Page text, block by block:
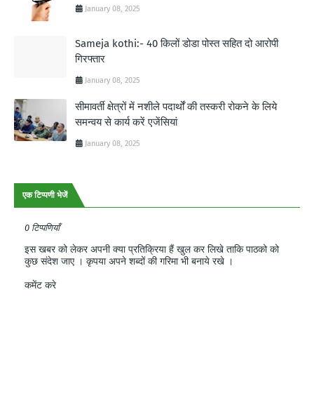
January 08, 2025
Sameja kothi:- 40 किलों डोडा पोस्त सहित दो आरोपी
गिरफ्तार
January 08, 2025
सीमावर्ती क्षेत्रों में नशीले पदार्थों की तस्करी रोकने के लिये
समन्वय से कार्य करें एजेंसियां
January 08, 2025
एक टिप्पणी भेजें
0 टिप्पणियाँ
इस खबर को लेकर अपनी क्या प्रतिक्रिया हैं खुल कर लिखे ताकि पाठको को
कुछ संदेश जाए । कृपया अपने शब्दों की गरिमा भी बनाये रखे ।
कमेंट करे